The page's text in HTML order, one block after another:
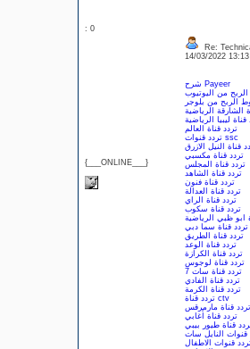
: 0
{___ONLINE___}
Re:
14/03/2022
شرح Payeer
من اليوتيوب
الربح من بلوجر
الشارقة الرياضية
قناة ليبيا الرياضية
تردد قناة العالم
تردد قنوات ssc
قناة النيل الازرق
تردد قناة مكسبي
تردد قناة المجلس
تردد قناة الشاهد
تردد قناة فنون
تردد قناة العدالة
تردد قناة الراي
تردد قناة سكوب
ابو ظبي الرياضية
تردد قناة سما دبي
تردد قناة الطريق
تردد قناة الوعد
تردد قناة الكرازة
تردد قناة لوجوس
تردد قناة سات 7
تردد قناة الفادي
تردد قناة الكرمة
تردد قناة ctv
تردد قناة مارمرقس
تردد قناة أغابي
قناة طيور بيبي
قنوات النايل سات
قنوات الاطفال